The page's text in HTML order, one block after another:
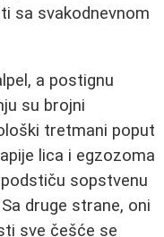
sa svakodnevnom
a postignu
su brojni
tretmani poput
lica i egzozoma
sopstvenu
druge strane, oni
sve češće se